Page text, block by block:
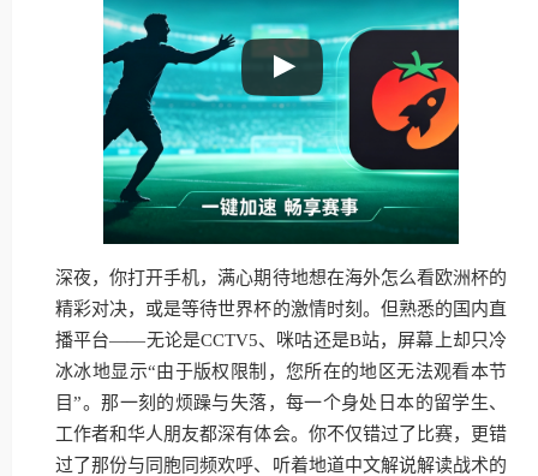
深夜，你打开手机，满心期待地想在海外怎么看欧洲杯的
精彩对决，或是等待世界杯的激情时刻。但熟悉的国内直
播平台——无论是CCTV5、咪咕还是B站，屏幕上却只冷
冰冰地显示“由于版权限制，您所在的地区无法观看本节
目”。那一刻的烦躁与失落，每一个身处日本的留学生、
工作者和华人朋友都深有体会。你不仅错过了比赛，更错
过了那份与同胞同频欢呼、听着地道中文解说解读战术的